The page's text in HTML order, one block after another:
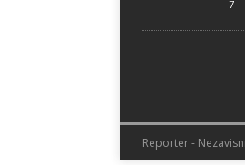
7
Reporter -